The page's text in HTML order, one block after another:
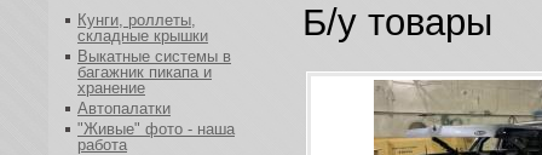
Б/у товары
Кунги, роллеты,
складные крышки
Выкатные системы в
багажник пикапа и
хранение
Автопалатки
"Живые" фото - наша
работа